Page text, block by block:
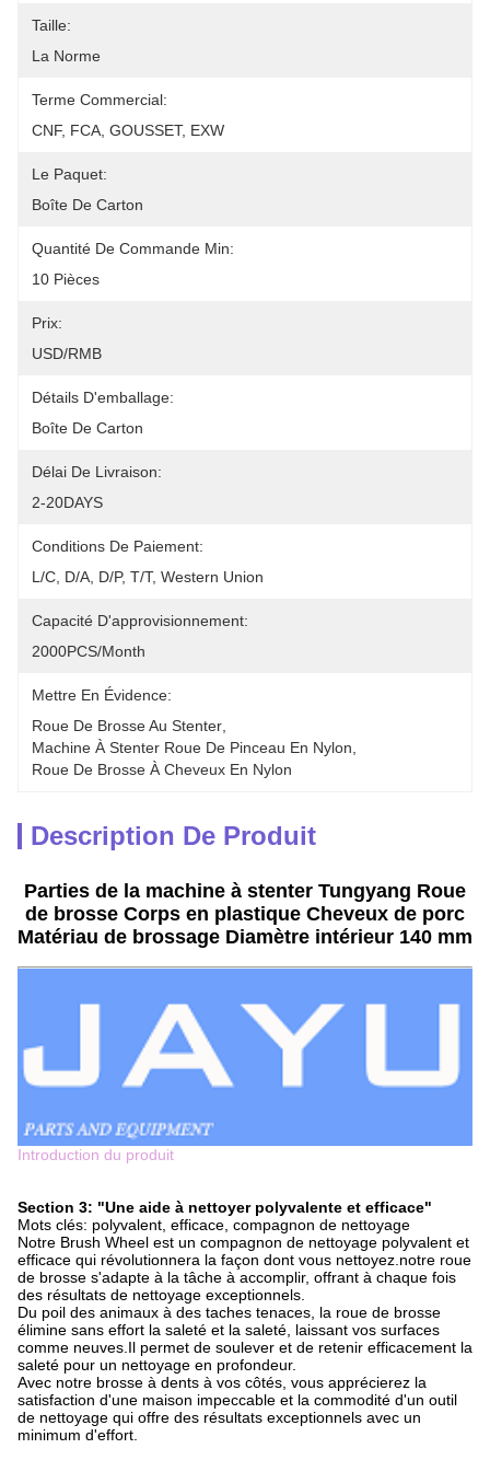
Taille:
La Norme
Terme Commercial:
CNF, FCA, GOUSSET, EXW
Le Paquet:
Boîte De Carton
Quantité De Commande Min:
10 Pièces
Prix:
USD/RMB
Détails D'emballage:
Boîte De Carton
Délai De Livraison:
2-20DAYS
Conditions De Paiement:
L/C, D/A, D/P, T/T, Western Union
Capacité D'approvisionnement:
2000PCS/Month
Mettre En Évidence:
Roue De Brosse Au Stenter
Machine À Stenter Roue De Pinceau En Nylon
Roue De Brosse À Cheveux En Nylon
Description De Produit
Parties de la machine à stenter Tungyang Roue
de brosse Corps en plastique Cheveux de porc
Matériau de brossage Diamètre intérieur 140 mm
Introduction du produit
Section 3: "Une aide à nettoyer polyvalente et efficace"
Mots clés: polyvalent, efficace, compagnon de nettoyage
Notre Brush Wheel est un compagnon de nettoyage polyvalent et
efficace qui révolutionnera la façon dont vous nettoyez.notre roue
de brosse s'adapte à la tâche à accomplir, offrant à chaque fois
des résultats de nettoyage exceptionnels.
Du poil des animaux à des taches tenaces, la roue de brosse
élimine sans effort la saleté et la saleté, laissant vos surfaces
comme neuves.Il permet de soulever et de retenir efficacement la
saleté pour un nettoyage en profondeur.
Avec notre brosse à dents à vos côtés, vous apprécierez la
satisfaction d'une maison impeccable et la commodité d'un outil
de nettoyage qui offre des résultats exceptionnels avec un
minimum d'effort.